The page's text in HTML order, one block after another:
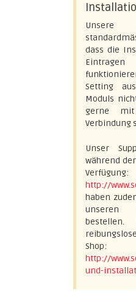
Unsere
dass die
Setting
Moduls
gerne
Verbindung
Unser
während
Verfügung:
http://
haben
unseren
Shop:
http://
und-